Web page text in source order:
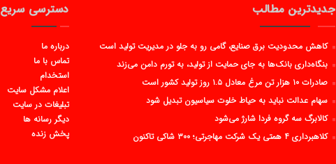
جدیدترین مطالب
کاهش محدودیت برق صنایع، گامی رو به جلو در مدیریت تولید است
بنگاه‌داری بانک‌ها به جای حمایت از تولید، به تورم دامن می‌زند
صادرات ۱۰ هزار تن مرغ معادل ۱.۵ روز تولید کشور است
سهام عدالت نباید به حیاط خلوت سیاسیون تبدیل شود
کالابرگ سه گروه فردا شارژ می‌شود
کلاهبرداری ۴ همتی یک شرکت مهاجرتی؛ ۳۰۰ شاکی تاکنون
دسترسی سریع
درباره ما
تماس با ما
استخدام
اعلام مشکل سایت
تبلیغات در سایت
دیگر رسانه ها
پخش زنده